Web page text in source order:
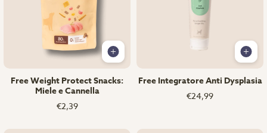
Free Weight Protect Snacks:
Miele e Cannella
€2,39
Free Integratore Anti Dysplasia
€24,99